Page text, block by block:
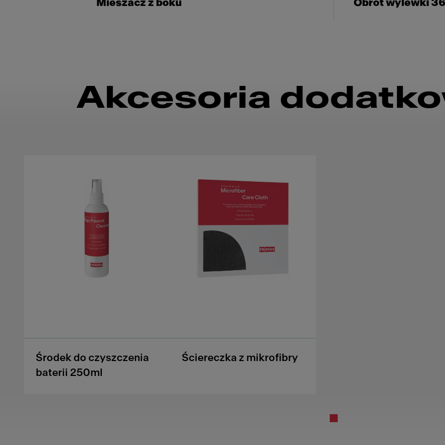
Mieszacz z boku Obrót wylewki
Akcesoria
Środek do czyszczenia
baterii 250ml
Ściereczka z mikrofibry